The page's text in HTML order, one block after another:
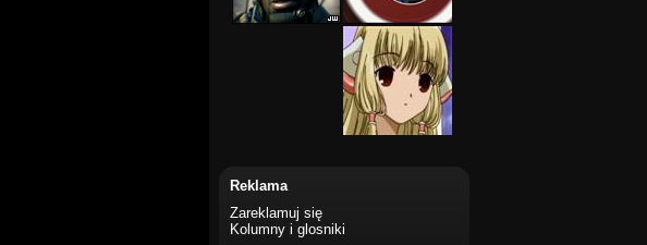
Reklama
Zareklamuj się
Kolumny i glosniki